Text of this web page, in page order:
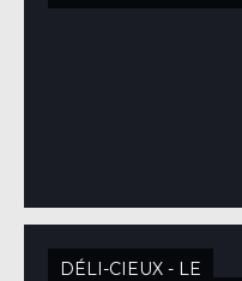
DÉLI-CIEUX - LE